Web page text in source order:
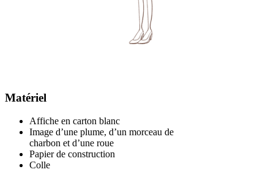
Matériel
Affiche en carton blanc
Image d’une plume, d’un morceau de
charbon et d’une roue
Papier de construction
Colle